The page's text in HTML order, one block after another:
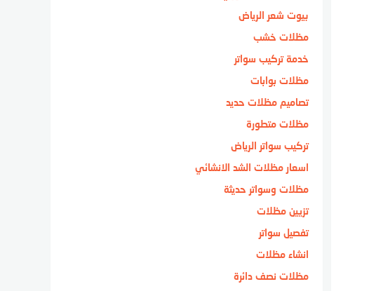
بيوت شعر الرياض
مظلات خشب
خدمة تركيب سواتر
مظلات بوابات
تصاميم مظلات حديد
مظلات متطورة
تركيب سواتر الرياض
اسعار مظلات الشد الانشائي
مظلات وسواتر حديثة
تزيين مظلات
تفصيل سواتر
انشاء مظلات
مظلات نصف دائرة